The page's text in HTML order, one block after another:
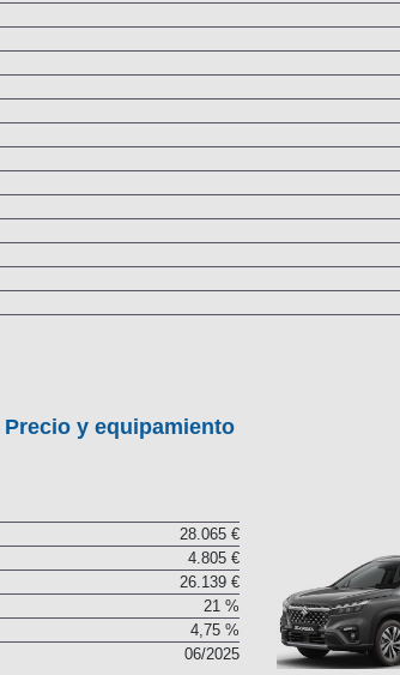
Precio y equipamiento
28.065 €
4.805 €
26.139 €
21 %
4,75 %